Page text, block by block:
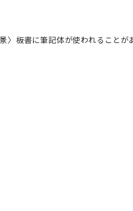
景〉板書に筆記体が使われること